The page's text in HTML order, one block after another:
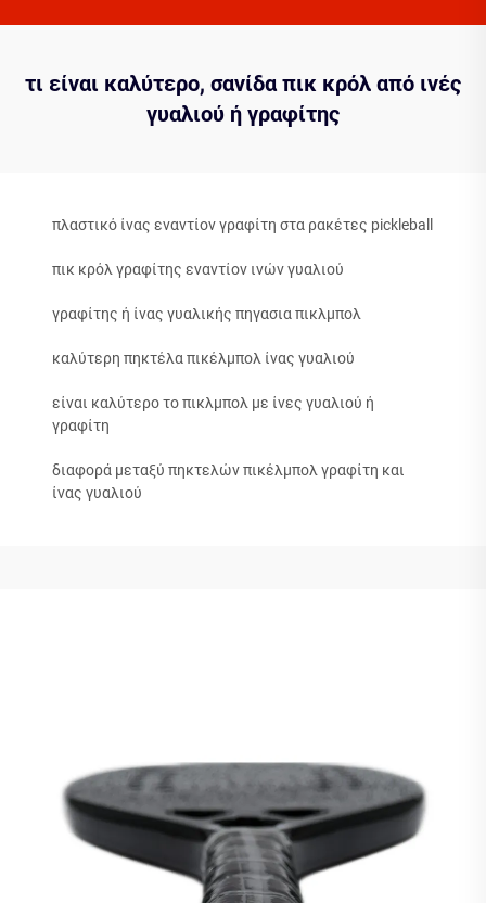
τι είναι καλύτερο, σανίδα πικ κρόλ από ινές
γυαλιού ή γραφίτης
πλαστικό ίνας εναντίον γραφίτη στα ρακέτες pickleball
πικ κρόλ γραφίτης εναντίον ινών γυαλιού
γραφίτης ή ίνας γυαλικής πηγασια πικλμπολ
καλύτερη πηκτέλα πικέλμπολ ίνας γυαλιού
είναι καλύτερο το πικλμπολ με ίνες γυαλιού ή
γραφίτη
διαφορά μεταξύ πηκτελών πικέλμπολ γραφίτη και
ίνας γυαλιού